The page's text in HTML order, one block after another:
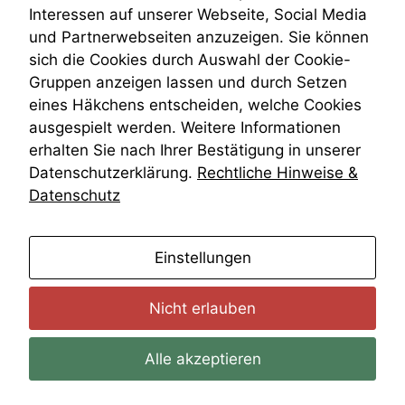
Zivilprozessordnung
ZPO
Zustellfiktion
Zuständigkeit
Öffentliches Personalrecht
Öffentlichkeitsprinzip
Interessen auf unserer Webseite, Social Media
und Partnerwebseiten anzuzeigen. Sie können
sich die Cookies durch Auswahl der Cookie-
Gruppen anzeigen lassen und durch Setzen
eines Häkchens entscheiden, welche Cookies
ausgespielt werden. Weitere Informationen
erhalten Sie nach Ihrer Bestätigung in unserer
Datenschutzerklärung. Rechtliche Hinweise &
Datenschutz
Einstellungen
Nicht erlauben
Alle akzeptieren
durchführen zu
können. Diese helfen
uns, unsere Website
zu verbessern.